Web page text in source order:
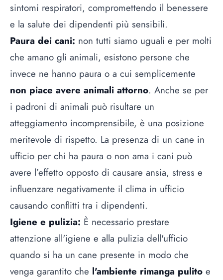
sintomi respiratori, compromettendo il benessere
e la salute dei dipendenti più sensibili.
Paura dei cani: non tutti siamo uguali e per molti
che amano gli animali, esistono persone che
invece ne hanno paura o a cui semplicemente
non piace avere animali attorno. Anche se per
i padroni di animali può risultare un
atteggiamento incomprensibile, è una posizione
meritevole di rispetto. La presenza di un cane in
ufficio per chi ha paura o non ama i cani può
avere l’effetto opposto di causare ansia, stress e
influenzare negativamente il clima in ufficio
causando conflitti tra i dipendenti.
Igiene e pulizia: È necessario prestare
attenzione all'igiene e alla pulizia dell'ufficio
quando si ha un cane presente in modo che
venga garantito che l'ambiente rimanga pulito e